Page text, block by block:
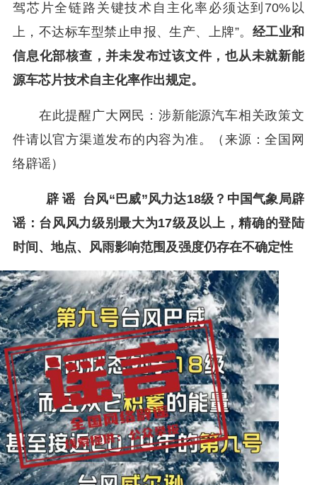
驾芯片全链路关键技术自主化率必须达到70%以
上，不达标车型禁止申报、生产、上牌”。 经工业和
信息化部核查，并未发布过该文件，也从未就新能
源车芯片技术自主化率作出规定。
在此提醒广大网民：涉新能源汽车相关政策文
件请以官方渠道发布的内容为准。（来源：全国网
络辟谣）
辟 谣 台风“巴威”风力达18级？中国气象局辟
谣：台风风力级别最大为17级及以上，精确的登陆
时间、地点、风雨影响范围及强度仍存在不确定性